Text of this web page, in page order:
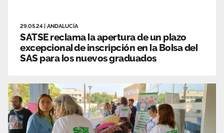
29.05.24 ANDALUCÍA
SATSE reclama la apertura de un plazo
excepcional de inscripción en la Bolsa del
SAS para los nuevos graduados